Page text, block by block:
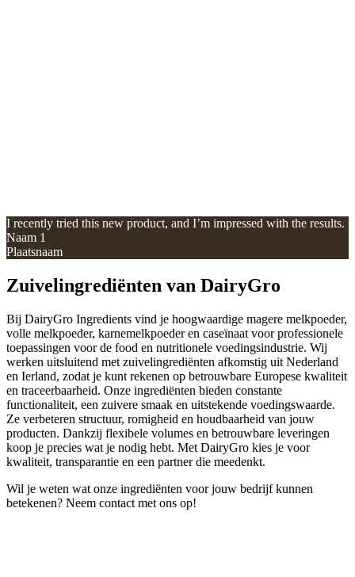
I recently tried this new product, and I’m impressed with the results.
Naam 1
Plaatsnaam
Zuivelingrediënten van DairyGro
Bij DairyGro Ingredients vind je hoogwaardige magere melkpoeder,
volle melkpoeder, karnemelkpoeder en caseïnaat voor professionele
toepassingen voor de food en nutritionele voedingsindustrie. Wij
werken uitsluitend met zuivelingrediënten afkomstig uit Nederland
en Ierland, zodat je kunt rekenen op betrouwbare Europese kwaliteit
en traceerbaarheid. Onze ingrediënten bieden constante
functionaliteit, een zuivere smaak en uitstekende voedingswaarde.
Ze verbeteren structuur, romigheid en houdbaarheid van jouw
producten. Dankzij flexibele volumes en betrouwbare leveringen
koop je precies wat je nodig hebt. Met DairyGro kies je voor
kwaliteit, transparantie en een partner die meedenkt.
Wil je weten wat onze ingrediënten voor jouw bedrijf kunnen
betekenen? Neem contact met ons op!